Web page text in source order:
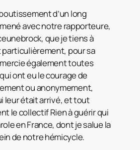
d’un long
mené avec notre rapporteure,
que je tiens à
pour sa
également toutes
ont eu le courage de
ou anonymement,
leur était arrivé, et tout
le collectif Rien à guérir qui
en France, dont je salue la
de notre hémicycle.